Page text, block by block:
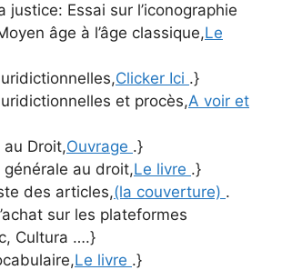
justice: Essai sur l’iconographie
âge à l’âge classique,Le
Clicker Ici .}
et procès,A voir et
au Droit,Ouvrage .}
générale au droit,Le livre .}
des articles,(la couverture) .
sur les plateformes
Cultura ….}
Le livre .}